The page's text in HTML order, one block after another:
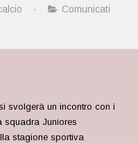
·
Comunicati
svolgerà un incontro con i
squadra Juniores
stagione sportiva